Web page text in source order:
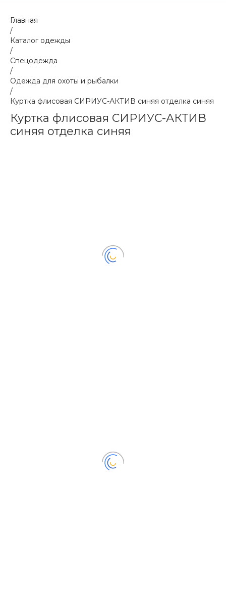
Главная
/
Каталог одежды
/
Спецодежда
/
Одежда для охоты и рыбалки
/
Куртка флисовая СИРИУС-АКТИВ синяя отделка синяя
Куртка флисовая СИРИУС-АКТИВ
синяя отделка синяя